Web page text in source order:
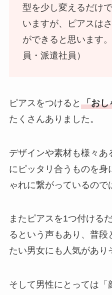
型を少し変えるだけ
いますが、ピアスは
ができると思います
員・派遣社員）
ピアスをつけると 「おし
たくさんありました。
デザインや素材も様々あ
にピッタリ合うものを身
ゃれに繋がっているので
またピアスを1つ付ける
るという声もあり、普段
たい男女にも人気があり
そして男性にとっては「